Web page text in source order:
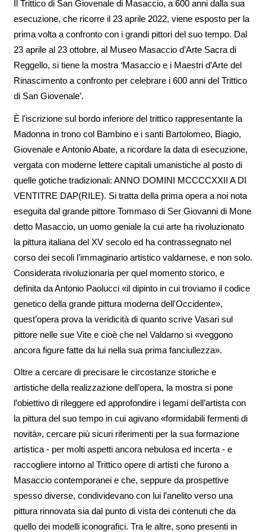
Il Trittico di San Giovenale di Masaccio, a 600 anni dalla sua
esecuzione, che ricorre il 23 aprile 2022, viene esposto per la
prima volta a confronto con i grandi pittori del suo tempo. Dal
23 aprile al 23 ottobre, al Museo Masaccio d’Arte Sacra di
Reggello, si tiene la mostra ‘Masaccio e i Maestri d’Arte del
Rinascimento a confronto per celebrare i 600 anni del Trittico
di San Giovenale’.
È l'iscrizione sul bordo inferiore del trittico rappresentante la
Madonna in trono col Bambino e i santi Bartolomeo, Biagio,
Giovenale e Antonio Abate, a ricordare la data di esecuzione,
vergata con moderne lettere capitali umanistiche al posto di
quelle gotiche tradizionali: ANNO DOMINI MCCCCXXII A DI
VENTITRE DAP(RILE). Si tratta della prima opera a noi nota
eseguita dal grande pittore Tommaso di Ser Giovanni di Mone
detto Masaccio, un uomo geniale la cui arte ha rivoluzionato
la pittura italiana del XV secolo ed ha contrassegnato nel
corso dei secoli l’immaginario artistico valdarnese, e non solo.
Considerata rivoluzionaria per quel momento storico, e
definita da Antonio Paolucci «il dipinto in cui troviamo il codice
genetico della grande pittura moderna dell'Occidente»,
quest’opera prova la veridicità di quanto scrive Vasari sul
pittore nelle sue Vite e cioè che nel Valdarno si «veggono
ancora figure fatte da lui nella sua prima fanciullezza».
Oltre a cercare di precisare le circostanze storiche e
artistiche della realizzazione dell’opera, la mostra si pone
l’obiettivo di rileggere ed approfondire i legami dell’artista con
la pittura del suo tempo in cui agivano «formidabili fermenti di
novità», cercare più sicuri riferimenti per la sua formazione
artistica - per molti aspetti ancora nebulosa ed incerta - e
raccogliere intorno al Trittico opere di artisti che furono a
Masaccio contemporanei e che, seppure da prospettive
spesso diverse, condividevano con lui l’anelito verso una
pittura rinnovata sia dal punto di vista dei contenuti che da
quello dei modelli iconografici. Tra le altre, sono presenti in